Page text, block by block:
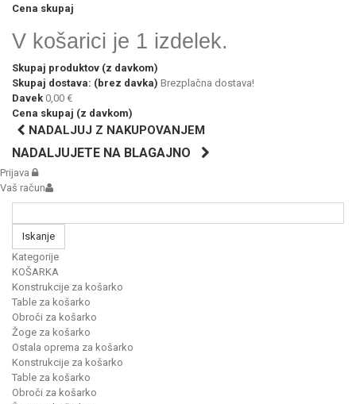
Cena skupaj
V košarici je 1 izdelek.
Skupaj produktov (z davkom)
Skupaj dostava: (brez davka) Brezplačna dostava!
Davek 0,00 €
Cena skupaj (z davkom)
NADALJUJ Z NAKUPOVANJEM
NADALJUJETE NA BLAGAJNO
Prijava
Vaš račun
Iskanje
Kategorije
KOŠARKA
Konstrukcije za košarko
Table za košarko
Obroči za košarko
Žoge za košarko
Ostala oprema za košarko
Konstrukcije za košarko
Table za košarko
Obroči za košarko